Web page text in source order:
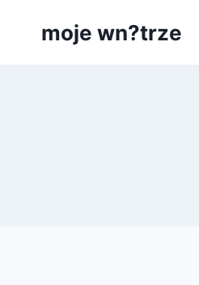
moje wn?trze